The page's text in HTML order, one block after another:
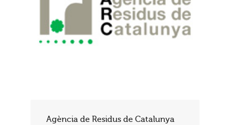
Agència de Residus de Catalunya